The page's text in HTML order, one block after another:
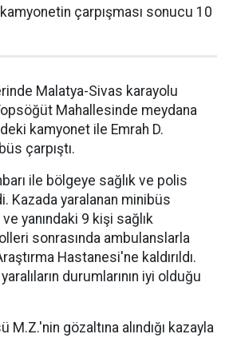
çarpışması sonucu 10
Malatya-Sivas karayolu
Mahallesinde meydana
kamyonet ile Emrah D.
çarpıştı.
ile bölgeye sağlık ve polis
Kazada yaralanan minibüs
yanındaki 9 kişi sağlık
sonrasında ambulanslarla
Hastanesi'ne kaldırıldı.
durumlarının iyi olduğu
gözaltına alındığı kazayla